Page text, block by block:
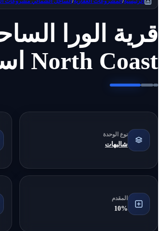
North Coast اسعار 2026
نوع الوحدة
شاليهات
المقدم
10%